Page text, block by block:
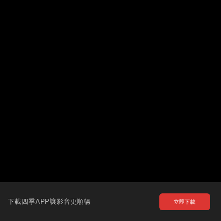
下載四季APP讓影音更順暢 立即下載